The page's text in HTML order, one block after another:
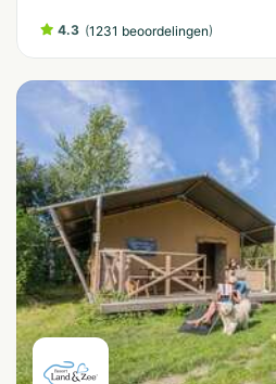
4.3 (1231 beoordelingen)